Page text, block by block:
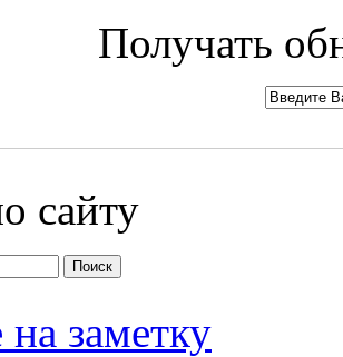
Получать
сайту
заметку